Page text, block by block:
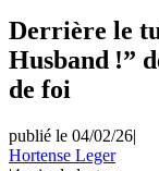
Derrière le
Husband !”
de foi
publié le 04/02/26|
Hortense Leger